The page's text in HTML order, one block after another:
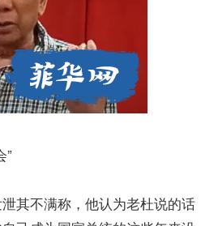
不满称，他认为老杜说的话